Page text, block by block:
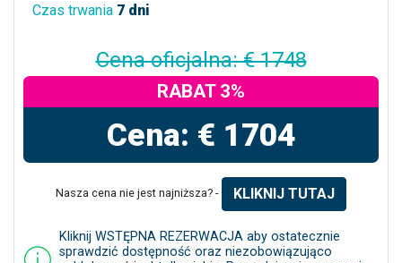
Czas trwania 7 dni
Cena oficjalna: € 1748
RABAT 3%
Cena: € 1704
Nasza cena nie jest najniższa? - KLIKNIJ TUTAJ
Kliknij WSTĘPNA REZERWACJA aby ostatecznie
sprawdzić dostępność oraz niezobowiązująco